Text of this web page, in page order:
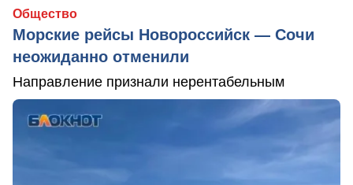
Общество
Морские рейсы Новороссийск — Сочи
неожиданно отменили
Направление признали нерентабельным